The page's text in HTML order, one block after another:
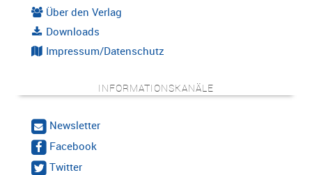
Über den Verlag
Downloads
Impressum/Datenschutz
INFORMATIONSKANÄLE
Newsletter
Facebook
Twitter